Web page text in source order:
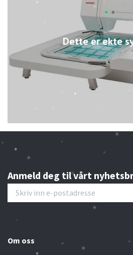
Dette er ekte
Anmeld deg til vårt
Om oss